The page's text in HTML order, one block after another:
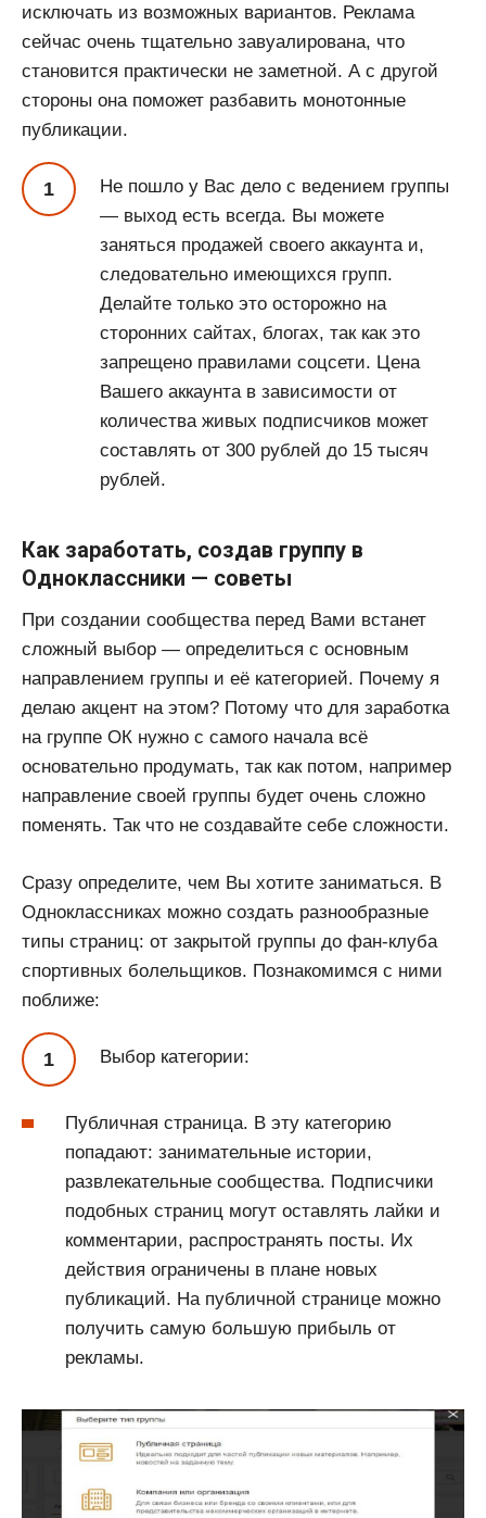
исключать из возможных вариантов. Реклама
сейчас очень тщательно завуалирована, что
становится практически не заметной. А с другой
стороны она поможет разбавить монотонные
публикации.
Не пошло у Вас дело с ведением группы
— выход есть всегда. Вы можете
заняться продажей своего аккаунта и,
следовательно имеющихся групп.
Делайте только это осторожно на
сторонних сайтах, блогах, так как это
запрещено правилами соцсети. Цена
Вашего аккаунта в зависимости от
количества живых подписчиков может
составлять от 300 рублей до 15 тысяч
рублей.
Как заработать, создав группу в
Одноклассники — советы
При создании сообщества перед Вами встанет
сложный выбор — определиться с основным
направлением группы и её категорией. Почему я
делаю акцент на этом? Потому что для заработка
на группе ОК нужно с самого начала всё
основательно продумать, так как потом, например
направление своей группы будет очень сложно
поменять. Так что не создавайте себе сложности.
Сразу определите, чем Вы хотите заниматься. В
Одноклассниках можно создать разнообразные
типы страниц: от закрытой группы до фан-клуба
спортивных болельщиков. Познакомимся с ними
поближе:
Выбор категории:
Публичная страница. В эту категорию
попадают: занимательные истории,
развлекательные сообщества. Подписчики
подобных страниц могут оставлять лайки и
комментарии, распространять посты. Их
действия ограничены в плане новых
публикаций. На публичной странице можно
получить самую большую прибыль от
рекламы.